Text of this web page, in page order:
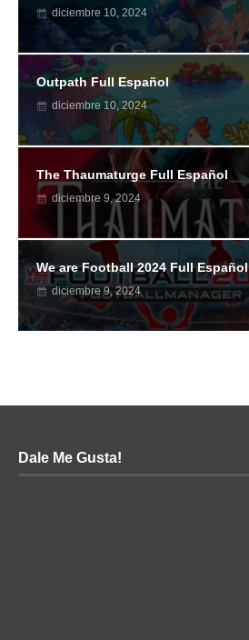
diciembre 10, 2024
Outpath Full Español
diciembre 10, 2024
The Thaumaturge Full Español
diciembre 9, 2024
We are Football 2024 Full Español
diciembre 9, 2024
Dale Me Gusta!